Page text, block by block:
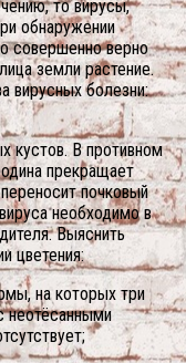
то вирусы,
обнаружении
совершенно верно
земли растение.
вирусных болезни:
кустов. В противном
прекращает
почковый
необходимо в
Выяснить
цветения:
на которых три
неотёсанными